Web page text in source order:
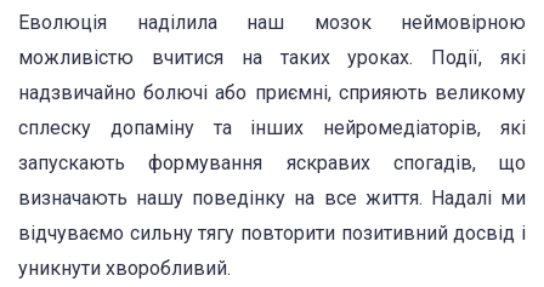
Еволюція наділила наш мозок неймовірною
можливістю вчитися на таких уроках. Події, які
надзвичайно болючі або приємні, сприяють великому
сплеску допаміну та інших нейромедіаторів, які
запускають формування яскравих спогадів, що
визначають нашу поведінку на все життя. Надалі ми
відчуваємо сильну тягу повторити позитивний досвід і
уникнути хворобливий.